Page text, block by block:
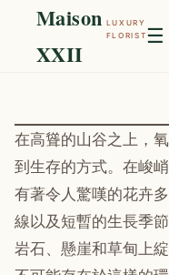
Maison
XXII
LUXURY
FLORIST ☰
在高聳的山谷之上，
到生存的方式。在峻
有著令人驚嘆的花卉
線以及短暫的生長季
岩石、懸崖和草甸上